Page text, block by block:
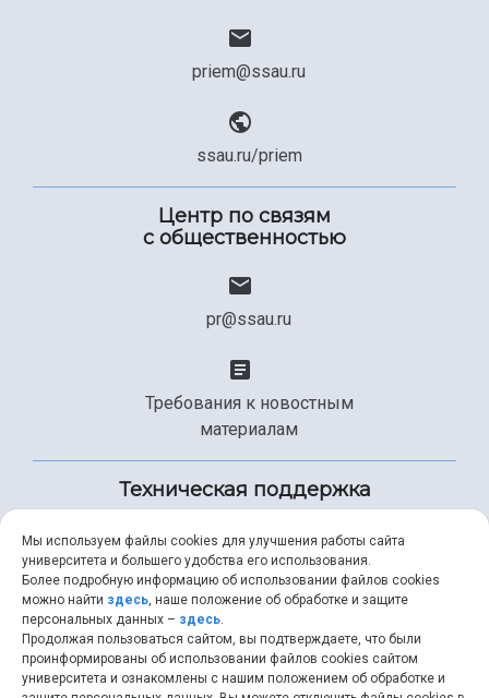
priem@ssau.ru
ssau.ru/priem
Центр по связям
с общественностью
pr@ssau.ru
Требования к новостным
материалам
Техническая поддержка
+7 (846) 267-49-99
help@ssau.ru
Мы используем файлы cookies для улучшения работы сайта
университета и большего удобства его использования.
Более подробную информацию об использовании файлов cookies
можно найти здесь, наше положение об обработке и защите
персональных данных – здесь.
Продолжая пользоваться сайтом, вы подтверждаете, что были
проинформированы об использовании файлов cookies сайтом
университета и ознакомлены с нашим положением об обработке и